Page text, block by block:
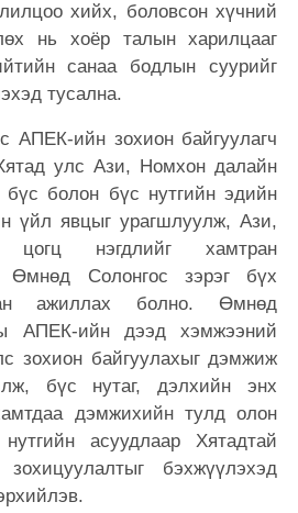
хийх, боловсон хүчний
нь хоёр талын харилцааг
санаа бодлын суурийг
тусална.
АПЕК-ийн зохион байгуулагч
улс Ази, Номхон далайн
бүс болон бүс нутгийн эдийн
үйл явцыг урагшлуулж, Ази,
нэгдлийг хамтран
Өмнөд Солонгос зэрэг бүх
ажиллах болно. Өмнөд
АПЕК-ийн дээд хэмжээний
зохион байгуулахыг дэмжиж
бүс нутаг, дэлхийн энх
дэмжихийн тулд олон
асуудлаар Хятадтай
бэхжүүлэхэд